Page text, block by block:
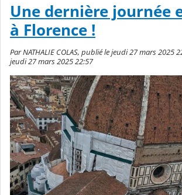
Une dernière journée
à Florence !
Par NATHALIE COLAS, publié le jeudi 27 mars 2025
jeudi 27 mars 2025 22:57